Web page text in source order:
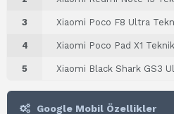
3 Xiaomi Poco F8 Ultra
4 Xiaomi Poco Pad X1
5 Xiaomi Black Shark GS3
Google Mobil Özellikler